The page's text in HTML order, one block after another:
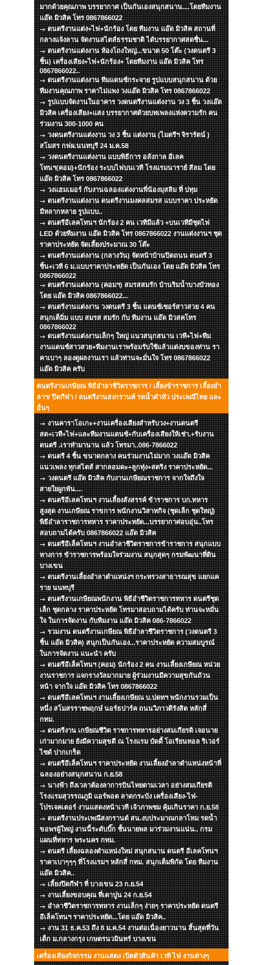
มากด้วยคุณภาพ บรรยากาศ เป็นกันเองสนุกสนาน....โดยทีมงาน
แอ๊ด มิวสิค โทร 0867866022
ดนตรีงานแต่ง+ไฟ+นักร้อง โดย ทีมงาน แอ๊ด มิวสิค สถานที่
กลางแจ้งลาน จัดงานสไตส์ธรรมชาติ ได้บรรยากาศสดชื่น...
ดนตรีงานแต่งงาน ห้องโถงใหญ่...ขนาด 50 โต๊ะ (วงดนตรี 3
ชิ้น) เครื่องเสียง+ไฟ+นักร้อง+ โดยทีมงาน แอ๊ด มิวสิค โทร
0867866022..
ดนตรีงานแต่งงาน ทีมแดนซ์กระจาย รูปแบบสนุกสนาน ด้วย
ทีมงานคุณภาพ ราคาไม่แพง วงแอ๊ด มิวสิค โทร 0867866022
รูปแบบจัดงานในอาคาร วงดนตรีงานแต่งงาน วง 3 ชิ้น วงแอ๊ด
มิวสิค เครื่องเสียง+แสง บรรยากาศด้วยบทเพลงแห่งความรัก คน
ร่วมงาน 300-1000 คน
วงดนตรีงานแต่งงาน วง 3 ชิ้น แต่งงาน (ไมตรีฯ จิรารัตน์ )
สโมสร กฟผ.นนทบุรี 24 ม.ค.58
วงดนตรีงานแต่งงาน แบบพิธีการ อลังกาล อีเลค
โทนฯ(คอม)+นักร้อง ระบบไฟบนเวที โรงแรมนาราย์ สีลม โดย
แอ๊ด มิวสิค โทร 0867866022
วงแฮมเมอร์ กับงานฉลองแต่งงานพี่น้องมุสลิม ที่ ปทุม
ดนตรีงานแต่งงาน ดนตรีงานมงคลสมรส แบบราคา ประหยัด
มีหลากหลาย รูปแบบ..
ดนตรีอีเลคโทนฯ นักร้อง 2 คน เวทีมีแล้ว +บนเวทีมีชุดไฟ
LED ด้วยทีมงาน แอ๊ด มิวสิค โทร 0867866022 งานแต่งงานฯ ชุด
ราคาประหยัด จัดเลี้ยงประมาณ 30 โต๊ะ
ดนตรีงานแต่งงาน (กลางวัน) จัดหน้าบ้านปิดถนน ดนตรี 3
ชิ้น+เวที 6 ม.แบบราคาประหยัด เป็นกันเอง โดย แอ๊ด มิวสิค โทร
0867866022
ดนตรีงานแต่งงาน (คอมฯ) สมรสสมรัก บ้านริมน้ำบางบัวทอง
โดย แอ๊ด มิวสิค 0867866022...
ดนตรีงานแต่งงาน วงดนตรี 3 ชิ้น แดนซ์เซอร์สาวสวย 4 คน
สนุกเต็มิ่ม แบบ สมรส สมรัก กับ ทีมงาน แอ๊ด มิวสคโทร
0867866022
ดนตรีงานแต่งงานเล็กๆ ใหญ่ แนวสนุกสนาน เวที+ไฟ+ทีม
งานแดนซ์สาวสวย+ทีมงานเราพร้อมรับใช้แล้วแต่งบของท่าน รา
คาเบาๆ ลองดูผลงานเรา แล้วท่านจะมั่นใจ โทร 0867866022
แอ๊ด มิวสิค ครับ
ดนตรีงานเกษียณ พิธีอำลาชีวิตราชการ / เลี้ยงข้าราชการ เลี้ยงอำ
ลาฯ/ ปิดกีฬา / ดนตรีงานสงกรานต์ รดน้ำดำหัว ประเพณีไทย และ
อื่นๆ
งานคาราโอเกะ+งานเครื่องเสียงสำหรับวง+งานดนตรี
สด+เวที+ไฟ+และทีมงานแดนซ์+กับเครื่องเสียงให้เช่า.+รับงาน
ดนตรี .เราทำมานาน แล้ว โทรมา..086-7866022
ดนตรี 4 ชิ้น ขนาดกลาง คนร่วมงานไม่มาก วงแอ๊ด มิวสิค
แนวเพลง ทุกสไตส์ สากลอมตะ+ลูกทุ่ง+สตริง ราคาประหยัด...
วงดนตรี แอ๊ด มิวสิค กับงานเกษียณราชการ จากใจถึงใจ
สายใยผูกพัน....
ดนตรีอีเลคโทนฯ งานเลี้ยงสังสรรค์ ข้าราชการ บก.ทหาร
สูงสุด งานเกษียณ ราขการ พนักงานวิสาหกิจ (ชุดเล็ก ชุดใหญ่)
พิธีอำลาราชการทหาร ราคาประหยัด...บรรยากาศอบอุ่น..โทร
สอบถามได้ครับ 0867866022 แอ๊ด มิวสิค
ดนตรีอีเล็คโทนฯ งานอำลาชีวิตราชการข้าราชการ สนุกแบบ
ทางการ ข้าราชการพร้อมใจร่วมงาน สนุกสุดๆ กรมพัฒนาที่ดิน
บางเขน
ดนตรีงานเลี้ยงอำลาตำแหน่งฯ กระทรวงสาธารณสุข แยกแค
ราย นนทบุรี
ดนตรีงานเกษียณพนักงาน พิธีอำชีวิตราชการทหาร ดนตรีชุด
เล็ก ชุดกลาง ราคาประหยัด โทรมาสอบถามได้ครับ ท่านจะหมั่น
ใจ ในการจัดงาน กับทีมงาน แอ๊ด มิวสิค 086-7866022
รวมงาน ดนตรีงานเกษียณ พิธีอำลาชีวิตราชการ (วงดนตรี 3
ชิ้น แอ๊ด มิวสิค) สนุกเป็นกันเอง...ราคาประหยัด ความสมบูรณ์
ในการจัดงาน แนะนำ ครับ
ดนตรีอีเล็คโทนฯ (คอม) นักร้อง 2 คน งานเลี้ยงเกษียณ หน่วย
งานราชการ แจกรางวัลมากมาย ผู้ร่วมงานมีความสุขกันถ้วน
หน้า จากใจ แอ๊ด มิวสิค โทร 0867866022
ดนตรีอีเลคโทนฯ งานเลี้ยงเกษียณ บ.ปตทฯ พนักงานรวมเป็น
หนึ่ง สโมสรราชพฤกษ์ นอร์ธปาร์ค ถนนวิภาวดีรังสิต หลักสี่
กทม.
ดนตรีงาน เกษียณชีวิต ราชการทหารอย่างสมเกียรติ เจอนาย
เก่ามากมาย ยังมีความสุขดี ณ โรงแรม บัดดี้ โอเรียนทอล ริเวอร์
ไซด์ ปากเกร็ด
ดนตรีอีเล็คโทนฯ ราคาประหยัด งานเลี้ยงอำลาตำแหน่งหน้าที่
ฉลองอย่างสนุกสนาน ก.ย.58
นางฟ้า ถึงเวลาต้องลาการบินไทยตามเวลา อย่างสมเกียรติ
โรงแรมสุวรรณภูมิ แอร์พอต ลาดกระบัง เครื่องเสียง-ไฟ-
โปรเจคเตอร์ งานแสดงหน้าเวที เจ้าภาพชม คุ้มเกินราคา ก.ย.58
ดนตรีงานประเพณีสงกรานต์ สน.งบประมาณกลาโหม รดน้ำ
ขอพรผู้ใหญ่ งานนี้ระดับบิ๊ก ชั้นนายพล มาร่วมงานแน่น.. กรม
แผนที่ทหาร พระนคร กทม.
ดนตรี เลี้ยงฉลองตำแหน่งใหม่ สนุกสนาน ดนตรี อีเลคโทนฯ
ราคาเบาๆๆๆ ที่โรงแรมฯ หลักสี่ กทม. สนุกเต็มพิกัด โดย ทีมงาน
แอ๊ด มิวสิค..
เลี้ยงปิดกีฬา ที่ บางเขน 23 ก.ย.54
งานเลี้ยงขอบคุณ ที่เตาปูน 24 ก.ย.54
อำลาชีวิตราชการทหาร งานเล็กๆ ง่ายๆ ราคาประหยัด ดนตรี
อีเล็คโทนฯ ราคาประหยัด...โดย แอ๊ด มิวสิค..
งาน 31 ธ.ค.53 ถึง 8 ม.ค.54 งานต่อเนื่องยาวนาน สิ้นสุดที่วัน
เด็ก ม.กลางกรุง เกษตรนวมินทร์ บางเขน
เครื่องเสียงกิจกรรม งานแสดง เปิดตัวสินค้า เวที ไฟ งานต่างๆ